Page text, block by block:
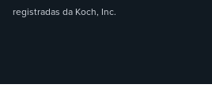
registradas da Koch, Inc.